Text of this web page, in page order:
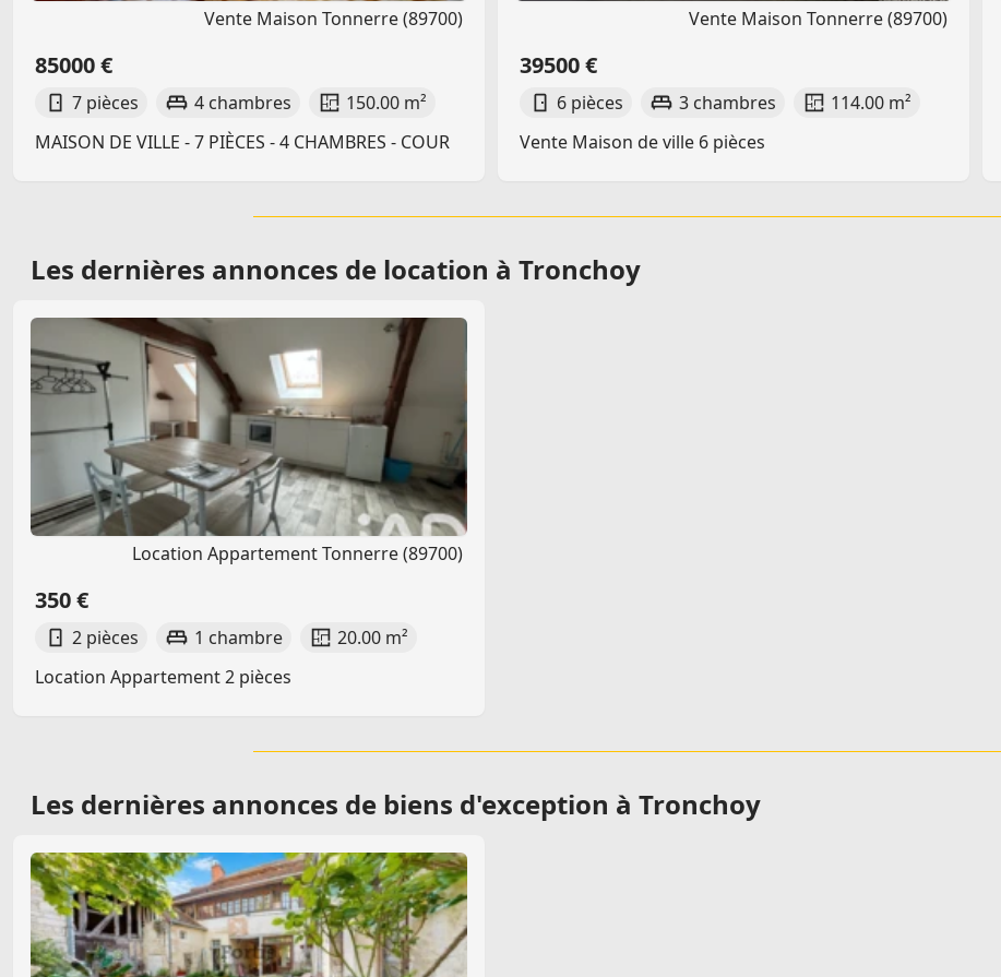
Vente Maison Tonnerre (89700)
85000 €
7 pièces 4 chambres
150.00 m²
MAISON DE VILLE - 7 PIÈCES - 4 CHAMBRES - COUR
Vente Maison Tonnerre (89700)
39500 €
6 pièces 3 chambres
114.00 m²
Vente Maison de ville 6 pièces
Les dernières annonces de location à Tronchoy
Location Appartement Tonnerre (89700)
350 €
2 pièces 1 chambre
20.00 m²
Location Appartement 2 pièces
Les dernières annonces de biens d'exception à Tronchoy